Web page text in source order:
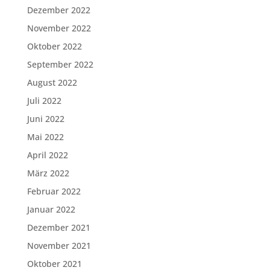
Dezember 2022
November 2022
Oktober 2022
September 2022
August 2022
Juli 2022
Juni 2022
Mai 2022
April 2022
März 2022
Februar 2022
Januar 2022
Dezember 2021
November 2021
Oktober 2021